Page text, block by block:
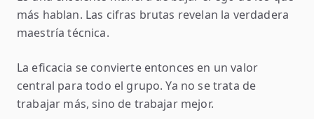
más hablan. Las cifras brutas revelan la verdadera
maestría técnica.
La eficacia se convierte entonces en un valor
central para todo el grupo. Ya no se trata de
trabajar más, sino de trabajar mejor.